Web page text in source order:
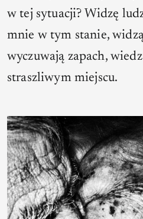
w tej sytuacji? Widzę
mnie w tym stanie,
wyczuwają zapach,
straszliwym miejscu.